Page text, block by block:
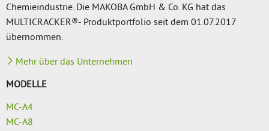
Chemieindustrie. Die MAKOBA GmbH & Co. KG hat das
MULTICRACKER®- Produktportfolio seit dem 01.07.2017
übernommen.
Mehr über das Unternehmen
MODELLE
MC-A4
MC-A8